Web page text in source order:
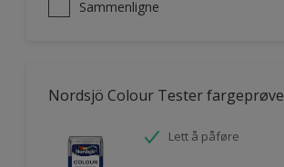
Sammenligne
Nordsjö Colour Tester fargeprøve
Lett å påføre